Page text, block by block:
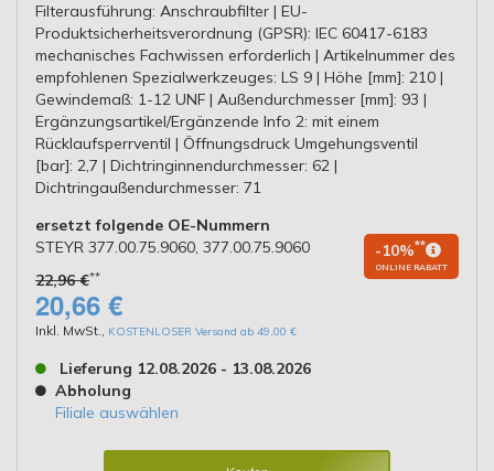
Filterausführung: Anschraubfilter | EU-
Produktsicherheitsverordnung (GPSR): IEC 60417-6183
mechanisches Fachwissen erforderlich | Artikelnummer des
empfohlenen Spezialwerkzeuges: LS 9 | Höhe [mm]: 210 |
Gewindemaß: 1-12 UNF | Außendurchmesser [mm]: 93 |
Ergänzungsartikel/Ergänzende Info 2: mit einem
Rücklaufsperrventil | Öffnungsdruck Umgehungsventil
[bar]: 2,7 | Dichtringinnendurchmesser: 62 |
Dichtringaußendurchmesser: 71
ersetzt folgende OE-Nummern
STEYR 377.00.75.9060, 377.00.75.9060
22,96 €**
-10%**
ONLINE RABATT
20,66 €
Inkl. MwSt., KOSTENLOSER Versand ab 49,00 €
Lieferung 12.08.2026 - 13.08.2026
Abholung
Filiale auswählen